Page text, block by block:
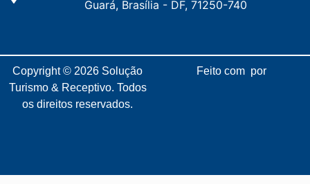
Guará, Brasília - DF, 71250-740
Copyright © 2026 Solução
Turismo & Receptivo. Todos
os direitos reservados.
Feito com por